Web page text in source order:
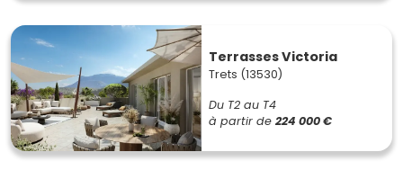
Terrasses Victoria
Trets (13530)
Du T2 au T4
à partir de 224 000 €